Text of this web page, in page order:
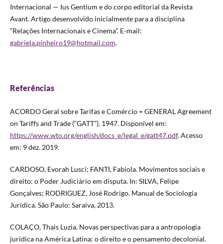
Internacional — Ius Gentium e do corpo editorial da Revista
Avant. Artigo desenvolvido inicialmente para a disciplina
“Relações Internacionais e Cinema”. E-mail:
gabriela.pinheiro19@hotmail.com.
Referências
ACORDO Geral sobre Tarifas e Comércio = GENERAL Agreement
on Tariffs and Trade (“GATT”). 1947. Disponível em:
https://www.wto.org/english/docs_e/legal_e/gatt47.pdf. Acesso
em: 9 dez. 2019.
CARDOSO, Evorah Lusci; FANTI, Fabiola. Movimentos sociais e
direito: o Poder Judiciário em disputa. In: SILVA, Felipe
Gonçalves; RODRIGUEZ, José Rodrigo. Manual de Sociologia
Jurídica. São Paulo: Saraiva, 2013.
COLAÇO, Thais Luzia. Novas perspectivas para a antropologia
jurídica na América Latina: o direito e o pensamento decolonial.